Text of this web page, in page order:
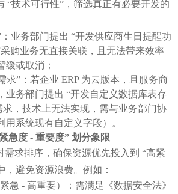
“技术可行性”，筛选真正有必要开发的
业务部门提出 “开发供应商生日提醒功
购业务无直接关联，且无法带来效率
缓或取消；
求”：若企业 ERP 为云版本，且服务商
业务部门提出 “开发自定义数据库表存
求，技术上无法实现，需与业务部门协
用系统现有自定义字段）。
急度 - 重要度” 划分象限
需求排序，确保资源优先投入到 “高紧
，避免资源浪费。例如：
急 - 高重要）：需满足《数据安全法》